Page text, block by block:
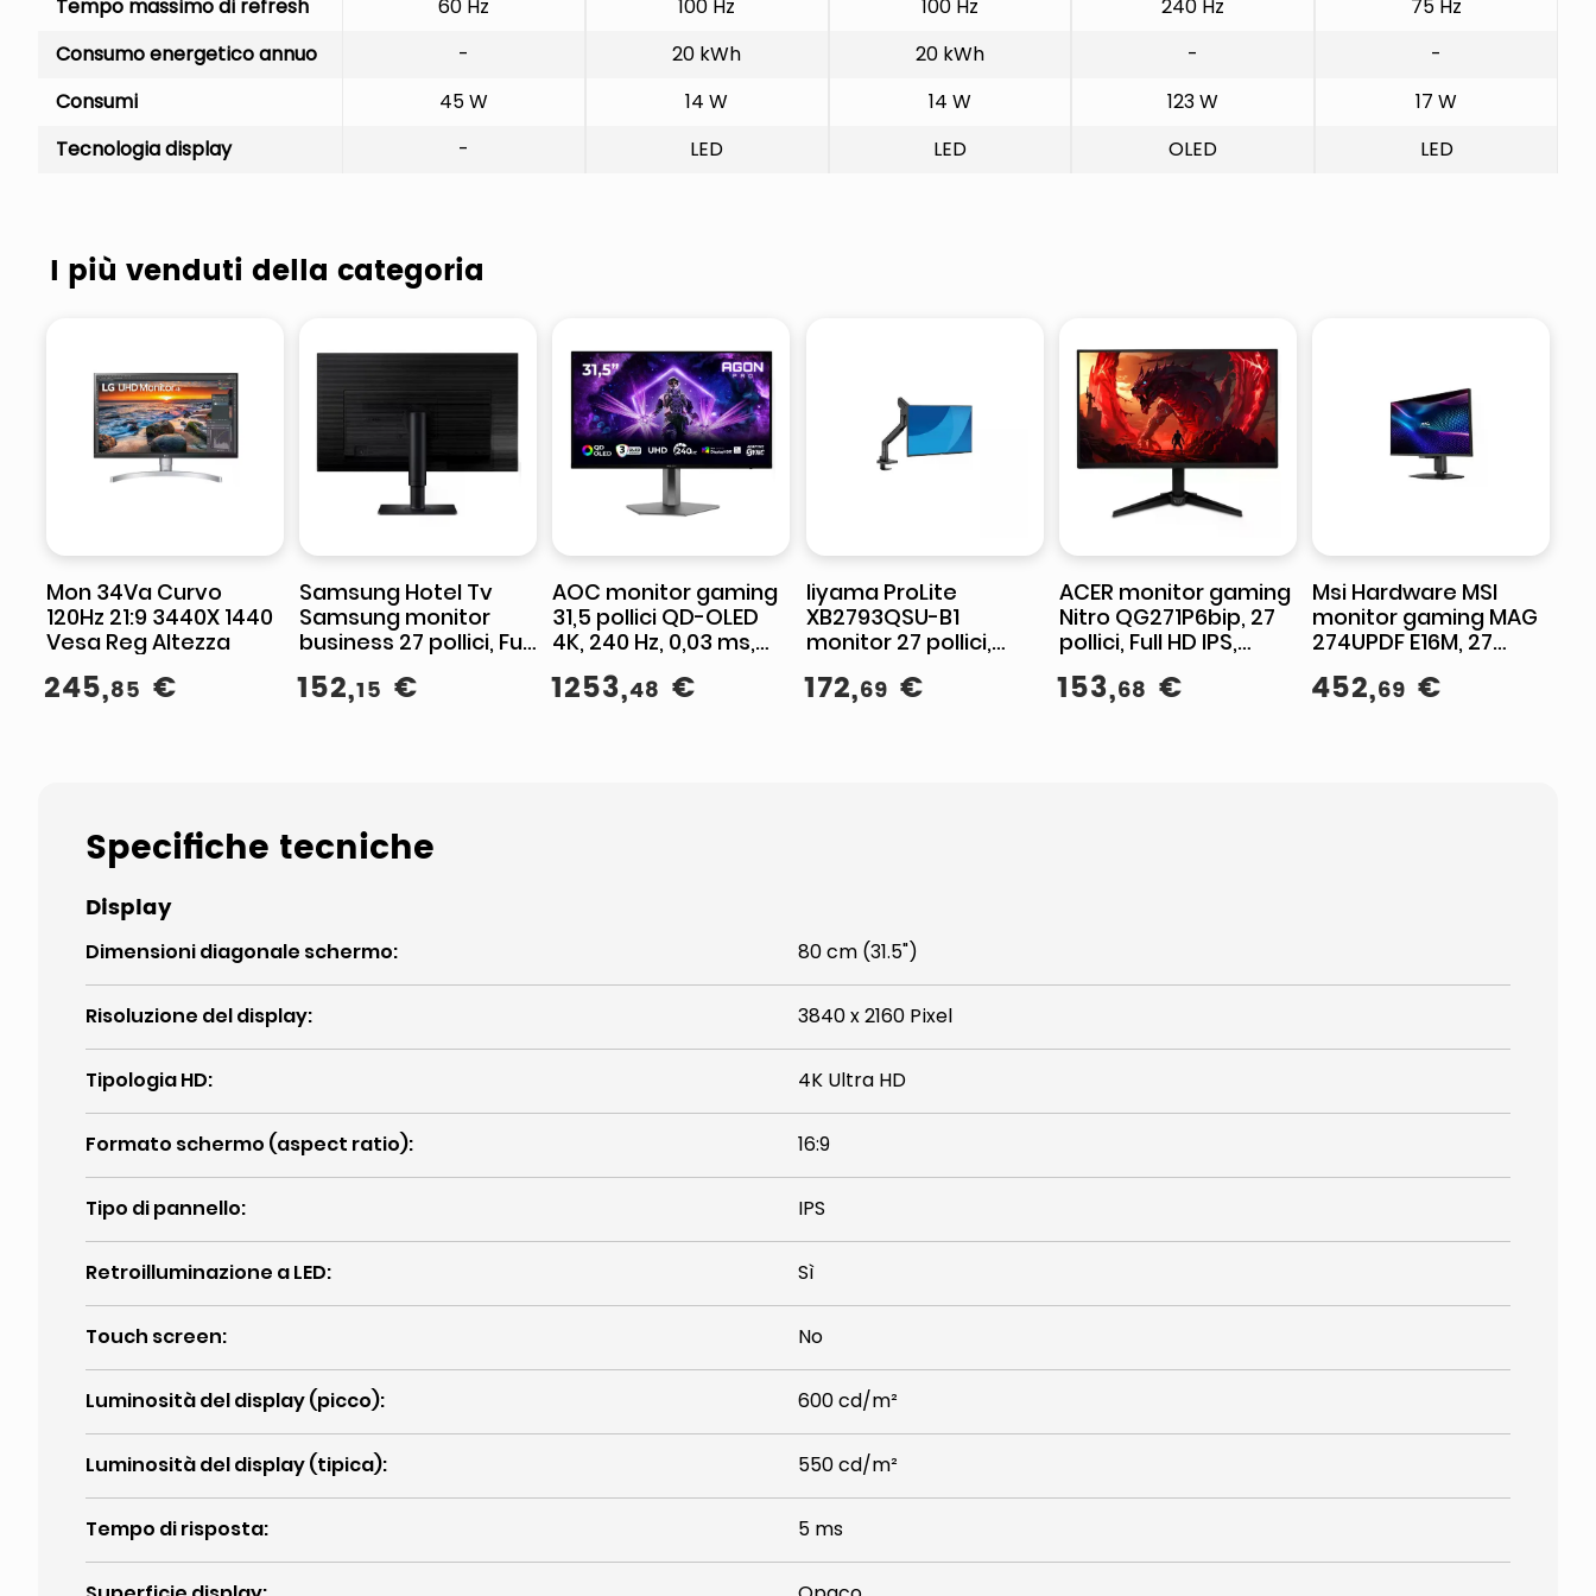
Tempo massimo di refresh
60 Hz 100 Hz 100 Hz 240 Hz
75 Hz
Consumo energetico annuo
- 20 kWh 20 kWh -
-
Consumi
45 W 14 W 14 W 123 W
17 W
Tecnologia display
- LED LED OLED LED
I più venduti della categoria
Mon 34Va Curvo
120Hz 21:9 3440X 1440
Vesa Reg Altezza
245,85 €
Samsung Hotel Tv
Samsung monitor
business 27 pollici, Full
100Hz, altoparlanti
152,15 €
AOC monitor gaming
31,5 pollici QD-OLED
4K, 240 Hz, 0,03 ms,
HDR True Black 500,
HDMI 2.1, DisplayPort
1253,48 €
Iiyama ProLite
XB2793QSU-B1
monitor 27 pollici,
IPS, 75 Hz, AMD
172,69 €
ACER monitor gaming
Nitro QG271P6bip, 27
pollici, Full HD IPS,
144Hz, 1ms, AMD
FreeSync, nero
153,68 €
Msi Hardware MSI
monitor gaming MAG
274UPDF E16M, 27
LED, Rapid IPS, 160Hz,
452,69 €
Specifiche tecniche
Display
Dimensioni diagonale schermo: 80 cm (31.5")
Risoluzione del display: 3840 x 2160 Pixel
Tipologia HD: 4K Ultra HD
Formato schermo (aspect ratio): 16:9
Tipo di pannello: IPS
Retroilluminazione a LED: Sì
Touch screen: No
Luminosità del display (picco): 600 cd/m²
Luminosità del display (tipica): 550 cd/m²
Tempo di risposta: 5 ms